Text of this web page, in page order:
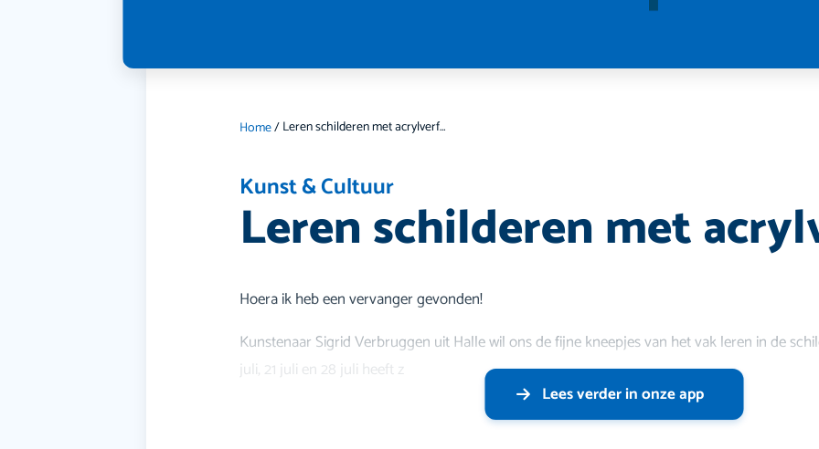
Home/ Leren schilderen met acrylverf ‼️
Kunst & Cultuur
Leren schilderen met
Hoera ik heb een vervanger gevonden!
Kunstenaar Sigrid Verbruggen uit Halle wil ons de fijne kneepjes van het vak leren in de
juli, 21 juli en 28 juli heeft z
Lees verder in onze app